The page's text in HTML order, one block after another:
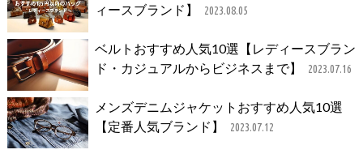
ィースブランド】
2023.08.05
ベルトおすすめ人気10選【レディースブラン
ド・カジュアルからビジネスまで】
2023.07.16
メンズデニムジャケットおすすめ人気10選
【定番人気ブランド】
2023.07.12